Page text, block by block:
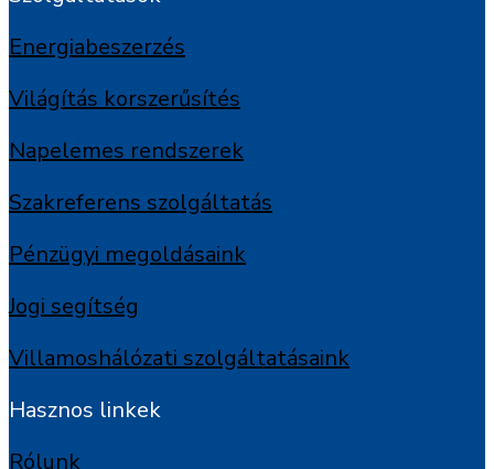
Energiabeszerzés
Világítás korszerűsítés
Napelemes rendszerek
Szakreferens szolgáltatás
Pénzügyi megoldásaink
Jogi segítség
Villamoshálózati szolgáltatásaink
Hasznos linkek
Rólunk